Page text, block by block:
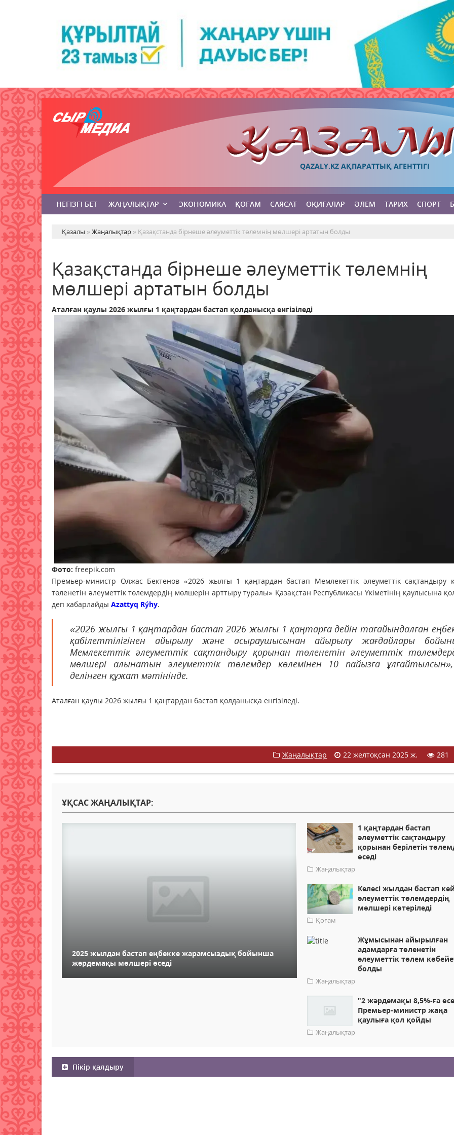
QAZALY.KZ АҚПАРАТТЫҚ АГЕНТТІГІ
НЕГІЗГІ БЕТ ЖАҢАЛЫҚТАР ЭКОНОМИКА ҚОҒАМ САЯСАТ ОҚИҒАЛАР ӘЛЕМ ТАРИХ СПОРТ
Қазалы »Жаңалықтар » Қазақстанда бірнеше әлеуметтік төлемнің мөлшері артатын болды
Қазақстанда бірнеше әлеуметтік төлемнің
мөлшері артатын болды
Аталған қаулы 2026 жылғы 1 қаңтардан бастап қолданысқа енгізіледі
Фото: freepik.com
Премьер-министр Олжас Бектенов «2026 жылғы 1 қаңтардан бастап Мемлекеттік әлеуметтік сақтандыру
төленетін әлеуметтік төлемдердің мөлшерін арттыру туралы» Қазақстан Республикасы Үкіметінің қаулысына
деп хабарлайды Azattyq Rýhy.
«2026 жылғы 1 қаңтардан бастап 2026 жылғы 1 қаңтарға дейін тағайындалған
қабілеттілігінен айырылу және асыраушысынан айырылу жағдайлары
Мемлекеттік әлеуметтік сақтандыру қорынан төленетін әлеуметтік
мөлшері алынатын әлеуметтік төлемдер көлемінен 10 пайызға
делінген құжат мәтінінде.
Аталған қаулы 2026 жылғы 1 қаңтардан бастап қолданысқа енгізіледі.
Жаңалықтар 22 желтоқсан 2025 ж. 281
ҰҚСАС ЖАҢАЛЫҚТАР:
2025 жылдан бастап еңбекке жарамсыздық бойынша
жәрдемақы мөлшері өседі
1 қаңтардан бастап
әлеуметтік сақтандыру
қорынан берілетін
өседі
Жаңалықтар
Келесі жылдан бастап
әлеуметтік төлемдердің
мөлшері көтеріледі
Қоғам
Жұмысынан айырылған
адамдарға төленетін
әлеуметтік төлем
болды
Жаңалықтар
"2 жәрдемақы 8,5%-ға
Премьер-министр жаңа
қаулыға қол қойды
Жаңалықтар
Пікір қалдыру